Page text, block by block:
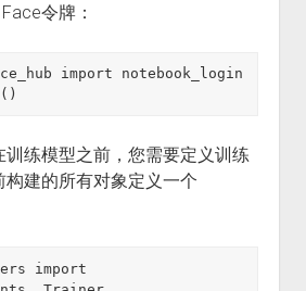
令牌：
import notebook_login
练模型之前，您需要定义训练
建的所有对象定义一个
import